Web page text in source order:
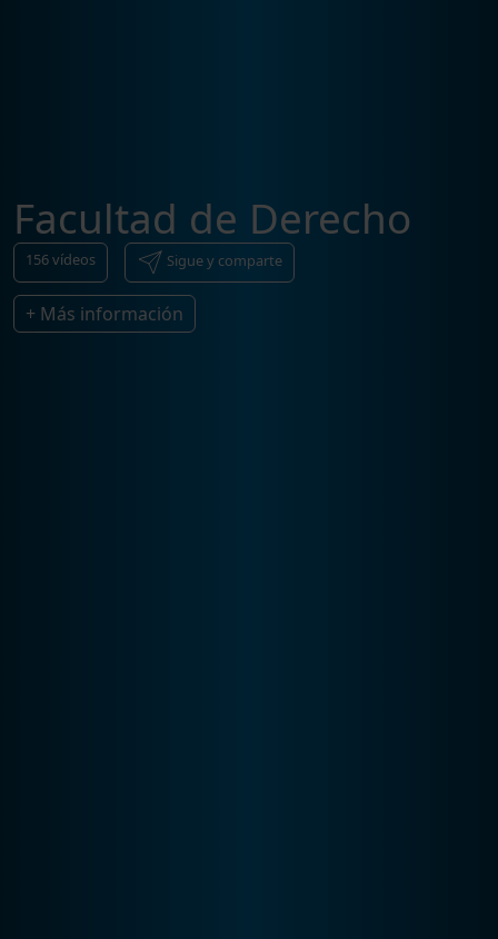
Facultad de Derecho
156vídeos Sigue y comparte
+ Más información